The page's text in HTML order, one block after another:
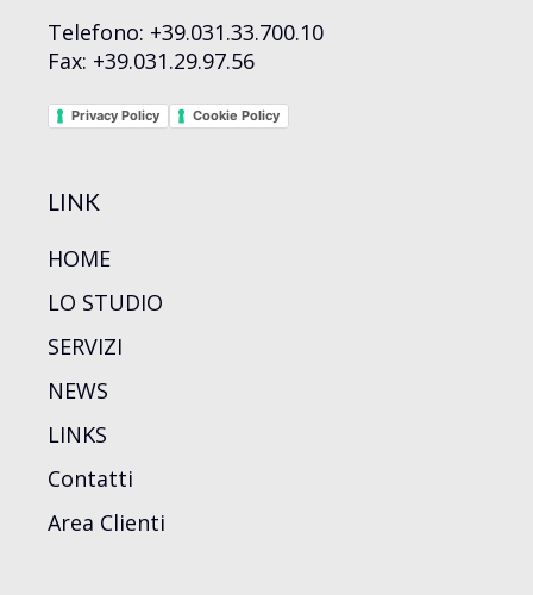
Telefono: +39.031.33.700.10
Fax: +39.031.29.97.56
Privacy Policy Cookie Policy
LINK
HOME
LO STUDIO
SERVIZI
NEWS
LINKS
Contatti
Area Clienti